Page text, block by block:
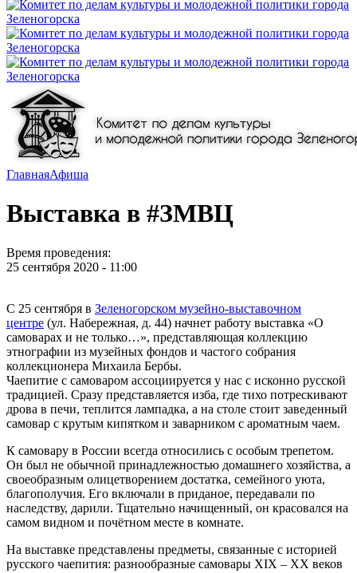
ГлавнаяАфиша
Выставка в #ЗМВЦ
Время проведения:
25 сентября 2020 - 11:00
С 25 сентября в Зеленогорском музейно-выставочном
центре (ул. Набережная, д. 44) начнет работу выставка «О
самоварах и не только…», представляющая коллекцию
этнографии из музейных фондов и частого собрания
коллекционера Михаила Бербы.
Чаепитие с самоваром ассоциируется у нас с исконно русской
традицией. Сразу представляется изба, где тихо потрескивают
дрова в печи, теплится лампадка, а на столе стоит заведенный
самовар с крутым кипятком и заварником с ароматным чаем.
К самовару в России всегда относились с особым трепетом.
Он был не обычной принадлежностью домашнего хозяйства, а
своеобразным олицетворением достатка, семейного уюта,
благополучия. Его включали в приданое, передавали по
наследству, дарили. Тщательно начищенный, он красовался на
самом видном и почётном месте в комнате.
На выставке представлены предметы, связанные с историей
русского чаепития: разнообразные самовары XIX – XX веков